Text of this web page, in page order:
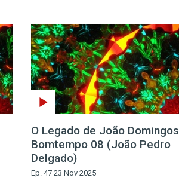
O Legado de João Domingos
Bomtempo 08 (João Pedro
Delgado)
Ep. 47 23 Nov 2025